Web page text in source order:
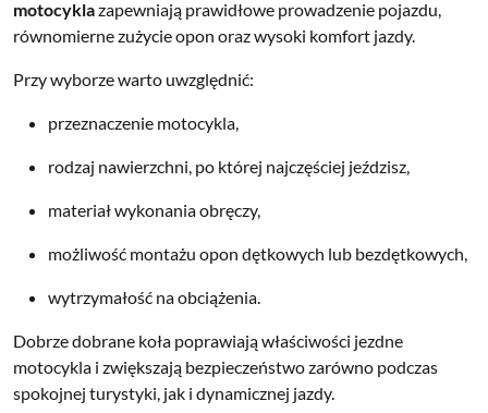
motocyklazapewniają prawidłowe prowadzenie pojazdu,
równomierne zużycie opon oraz wysoki komfort jazdy.
Przy wyborze warto uwzględnić:
przeznaczenie motocykla,
rodzaj nawierzchni, po której najczęściej jeździsz,
materiał wykonania obręczy,
możliwość montażu opon dętkowych lub bezdętkowych,
wytrzymałość na obciążenia.
Dobrze dobrane koła poprawiają właściwości jezdne
motocykla i zwiększają bezpieczeństwo zarówno podczas
spokojnej turystyki, jak i dynamicznej jazdy.